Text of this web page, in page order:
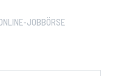
JOBBÖRSE